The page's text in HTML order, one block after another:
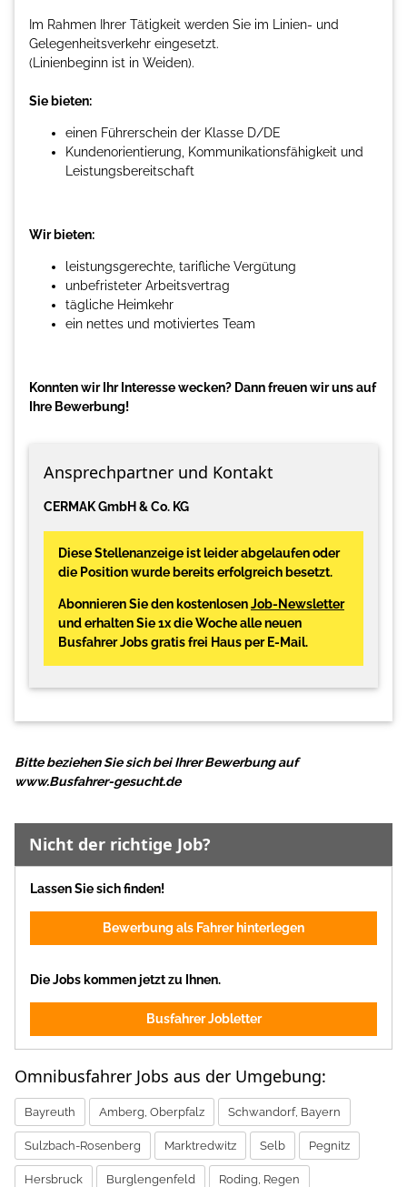
Im Rahmen Ihrer Tätigkeit werden Sie im Linien- und
Gelegenheitsverkehr eingesetzt.
(Linienbeginn ist in Weiden).
Sie bieten:
einen Führerschein der Klasse D/DE
Kundenorientierung, Kommunikationsfähigkeit und
Leistungsbereitschaft
Wir bieten:
leistungsgerechte, tarifliche Vergütung
unbefristeter Arbeitsvertrag
tägliche Heimkehr
ein nettes und motiviertes Team
Konnten wir Ihr Interesse wecken? Dann freuen wir uns auf
Ihre Bewerbung!
Ansprechpartner und Kontakt
CERMAK GmbH & Co. KG
Diese Stellenanzeige ist leider abgelaufen oder
die Position wurde bereits erfolgreich besetzt.
Abonnieren Sie den kostenlosenJob-Newsletter
und erhalten Sie 1x die Woche alle neuen
Busfahrer Jobs gratis frei Haus per E-Mail.
Bitte beziehen Sie sich bei Ihrer Bewerbung auf
www.Busfahrer-gesucht.de
Nicht der richtige Job?
Lassen Sie sich finden!
Bewerbung als Fahrer hinterlegen
Die Jobs kommen jetzt zu Ihnen.
Busfahrer Jobletter
Omnibusfahrer Jobs aus der Umgebung:
Bayreuth Amberg, Oberpfalz Schwandorf, Bayern
Sulzbach-Rosenberg Marktredwitz Selb Pegnitz
Hersbruck Burglengenfeld Roding, Regen